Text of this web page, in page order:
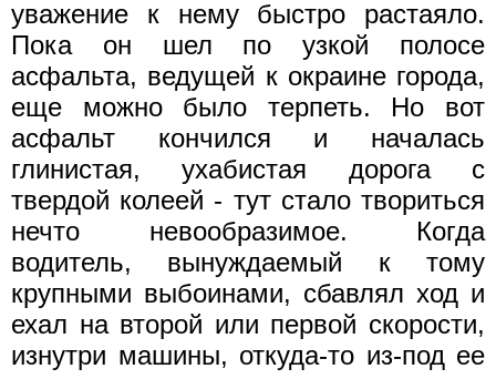
уважение к нему быстро растаяло.
Пока он шел по узкой полосе
асфальта, ведущей к окраине города,
еще можно было терпеть. Но вот
асфальт кончился и началась
глинистая, ухабистая дорога с
твердой колеей - тут стало твориться
нечто невообразимое. Когда
водитель, вынуждаемый к тому
крупными выбоинами, сбавлял ход и
ехал на второй или первой скорости,
изнутри машины, откуда-то из-под ее